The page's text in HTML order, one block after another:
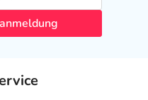
können auftreten?